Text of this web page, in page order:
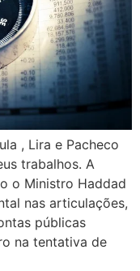
, Lira e Pacheco
trabalhos. A
o Ministro Haddad
nas articulações,
públicas
na tentativa de